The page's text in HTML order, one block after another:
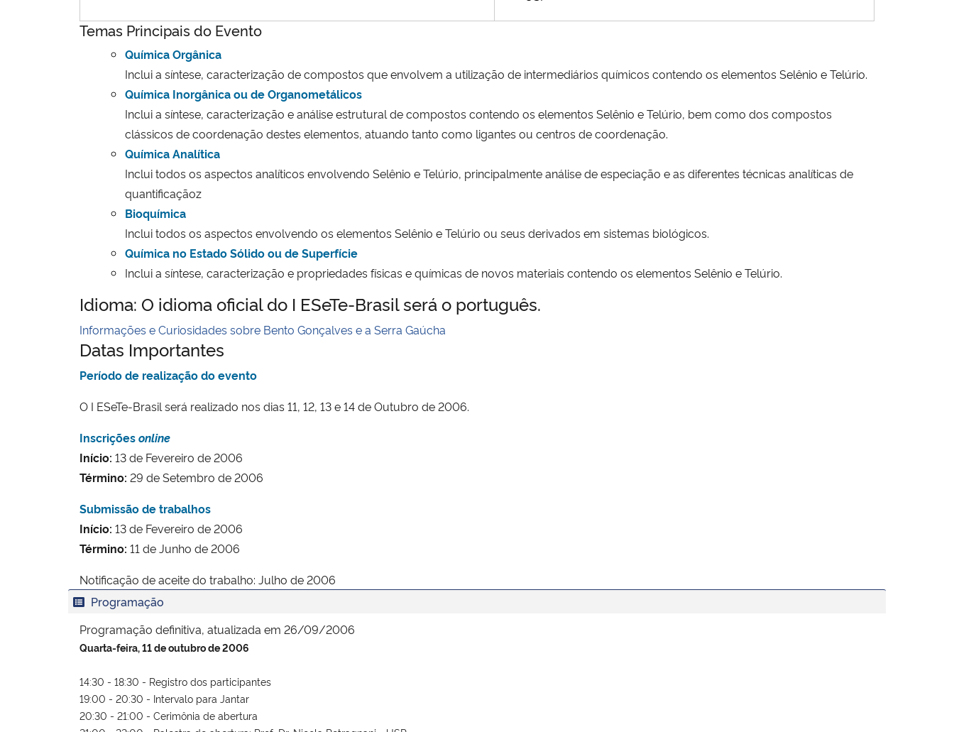
Temas Principais do Evento
Química Orgânica
Inclui a síntese, caracterização de compostos que envolvem a utilização de intermediários químicos contendo os elementos Selênio e Telúrio.
Química Inorgânica ou de Organometálicos
Inclui a síntese, caracterização e análise estrutural de compostos contendo os elementos Selênio e Telúrio, bem como dos compostos
clássicos de coordenação destes elementos, atuando tanto como ligantes ou centros de coordenação.
Química Analítica
Inclui todos os aspectos analíticos envolvendo Selênio e Telúrio, principalmente análise de especiação e as diferentes técnicas analíticas de
quantificaçãoz
Bioquímica
Inclui todos os aspectos envolvendo os elementos Selênio e Telúrio ou seus derivados em sistemas biológicos.
Química no Estado Sólido ou de Superfície
Inclui a síntese, caracterização e propriedades físicas e químicas de novos materiais contendo os elementos Selênio e Telúrio.
Idioma: O idioma oficial do I ESeTe-Brasil será o português.
Informações e Curiosidades sobre Bento Gonçalves e a Serra Gaúcha
Datas Importantes
Período de realização do evento
O I ESeTe-Brasil será realizado nos dias 11, 12, 13 e 14 de Outubro de 2006.
Inscriçõesonline
Início: 13 de Fevereiro de 2006
Término: 29 de Setembro de 2006
Submissão de trabalhos
Início: 13 de Fevereiro de 2006
Término: 11 de Junho de 2006
Notificação de aceite do trabalho: Julho de 2006
Programação
Programação definitiva, atualizada em 26/09/2006
Quarta-feira, 11 de outubro de 2006
14:30 - 18:30 - Registro dos participantes
19:00 - 20:30 - Intervalo para Jantar
20:30 - 21:00 - Cerimônia de abertura